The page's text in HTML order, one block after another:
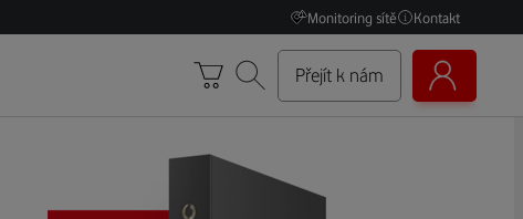
Monitoring sítě Kontakt
Přejít k nám